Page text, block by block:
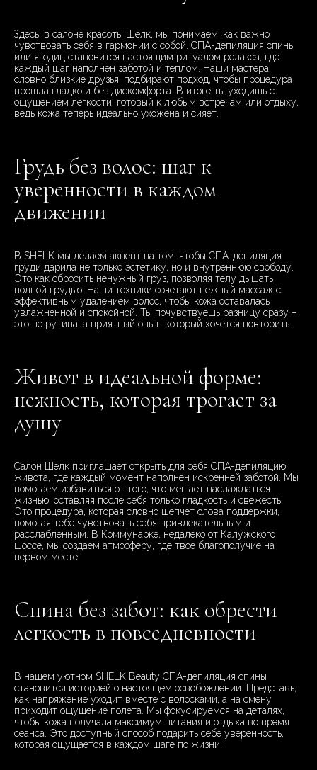
Здесь, в салоне красоты Шелк, мы понимаем, как важно
чувствовать себя в гармонии с собой. СПА-депиляция спины
или ягодиц становится настоящим ритуалом релакса, где
каждый шаг наполнен заботой и теплом. Наши мастера,
словно близкие друзья, подбирают подход, чтобы процедура
прошла гладко и без дискомфорта. В итоге ты уходишь с
ощущением легкости, готовый к любым встречам или отдыху,
ведь кожа теперь идеально ухожена и сияет.
Грудь без волос: шаг к
уверенности в каждом
движении
В SHELK мы делаем акцент на том, чтобы СПА-депиляция
груди дарила не только эстетику, но и внутреннюю свободу.
Это как сбросить ненужный груз, позволяя телу дышать
полной грудью. Наши техники сочетают нежный массаж с
эффективным удалением волос, чтобы кожа оставалась
увлажненной и спокойной. Ты почувствуешь разницу сразу –
это не рутина, а приятный опыт, который хочется повторить.
Живот в идеальной форме:
нежность, которая трогает за
душу
Салон Шелк приглашает открыть для себя СПА-депиляцию
живота, где каждый момент наполнен искренней заботой. Мы
помогаем избавиться от того, что мешает наслаждаться
жизнью, оставляя после себя только гладкость и свежесть.
Это процедура, которая словно шепчет слова поддержки,
помогая тебе чувствовать себя привлекательным и
расслабленным. В Коммунарке, недалеко от Калужского
шоссе, мы создаем атмосферу, где твое благополучие на
первом месте.
Спина без забот: как обрести
легкость в повседневности
В нашем уютном SHELK Beauty СПА-депиляция спины
становится историей о настоящем освобождении. Представь,
как напряжение уходит вместе с волосками, а на смену
приходит ощущение полета. Мы фокусируемся на деталях,
чтобы кожа получала максимум питания и отдыха во время
сеанса. Это доступный способ подарить себе уверенность,
которая ощущается в каждом шаге по жизни.